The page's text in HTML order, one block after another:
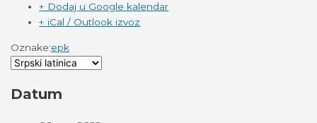
+ Dodaj u Google kalendar
+ iCal / Outlook izvoz
Oznake:epk
Datum